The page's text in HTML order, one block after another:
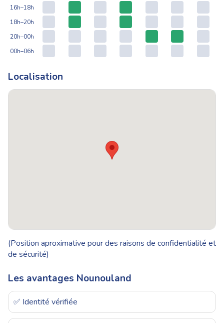
16h–18h
18h–20h
20h–00h
00h–06h
Localisation
(Position aproximative pour des raisons de confidentialité et
de sécurité)
Les avantages Nounouland
✅ Identité vérifiée